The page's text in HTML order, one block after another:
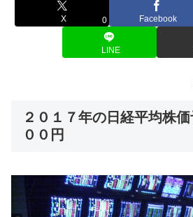
X 0 Facebook
LINE
２０１７年の日経平均株
００円